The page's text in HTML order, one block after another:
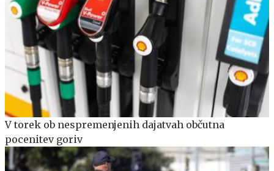
V torek ob nespremenjenih dajatvah občutna
pocenitev goriv